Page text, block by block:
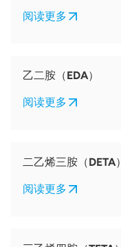
阅读更多
乙二胺（EDA）
阅读更多
二乙烯三胺（DETA）
阅读更多